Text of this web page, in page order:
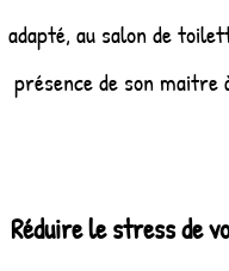
adapté, au salon de
présence de son
Réduire le stress de